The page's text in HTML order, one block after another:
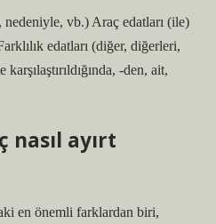
nedeniyle, vb.) Araç edatları (ile)
edatları (diğer, diğerleri,
-den, ait,
nasıl ayırt
en önemli farklardan biri,